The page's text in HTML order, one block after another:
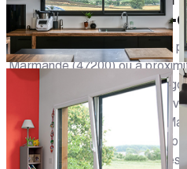
DANS LE LOT-ET-
Vous souhaitez réaliser votre
Marmande (47200) ou à
Aiguillon, Casteljaloux ou
proximité et la disponibilité
maîtres-mots. Nos experts
dans le magasin afin de vous
fenêtres sur-mesure